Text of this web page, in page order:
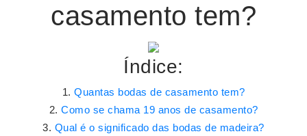
casamento tem?
Índice:
Quantas bodas de casamento tem?
Como se chama 19 anos de casamento?
Qual é o significado das bodas de madeira?